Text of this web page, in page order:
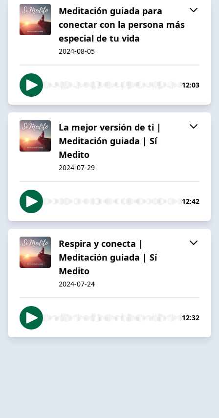
Meditación guiada para
conectar con la persona más
especial de tu vida
2024-08-05
12:03
La mejor versión de ti |
Meditación guiada | Sí
Medito
2024-07-29
12:42
Respira y conecta |
Meditación guiada | Sí
Medito
2024-07-24
12:32